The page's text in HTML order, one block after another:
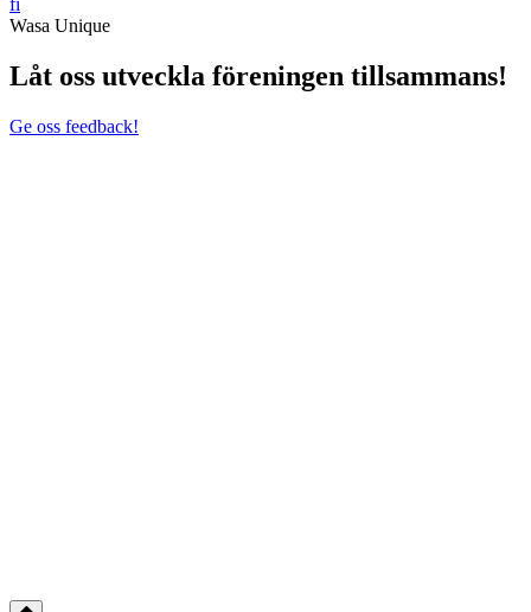
fi
Wasa Unique
Låt oss utveckla föreningen tillsammans!
Ge oss feedback!